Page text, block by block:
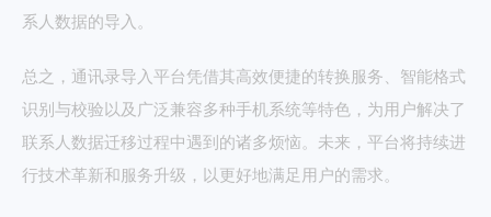
系人数据的导入。
总之，通讯录导入平台凭借其高效便捷的转换服务、智能格式
识别与校验以及广泛兼容多种手机系统等特色，为用户解决了
联系人数据迁移过程中遇到的诸多烦恼。未来，平台将持续进
行技术革新和服务升级，以更好地满足用户的需求。